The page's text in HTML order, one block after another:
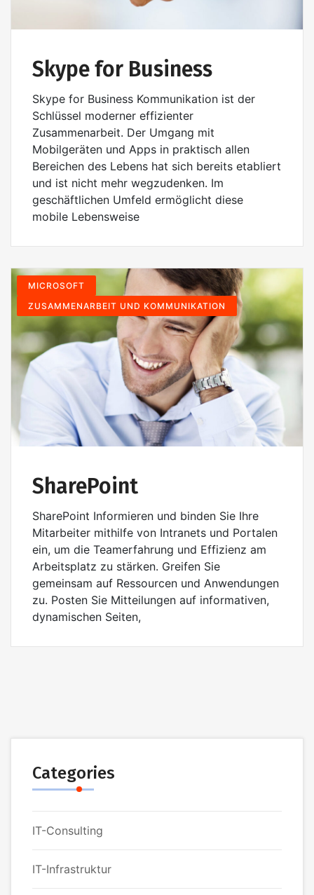
Skype for Business
Skype for Business Kommunikation ist der
Schlüssel moderner effizienter
Zusammenarbeit. Der Umgang mit
Mobilgeräten und Apps in praktisch allen
Bereichen des Lebens hat sich bereits etabliert
und ist nicht mehr wegzudenken. Im
geschäftlichen Umfeld ermöglicht diese
mobile Lebensweise
MICROSOFT
ZUSAMMENARBEIT UND KOMMUNIKATION
SharePoint
SharePoint Informieren und binden Sie Ihre
Mitarbeiter mithilfe von Intranets und Portalen
ein, um die Teamerfahrung und Effizienz am
Arbeitsplatz zu stärken. Greifen Sie
gemeinsam auf Ressourcen und Anwendungen
zu. Posten Sie Mitteilungen auf informativen,
dynamischen Seiten,
Categories
IT-Consulting
IT-Infrastruktur